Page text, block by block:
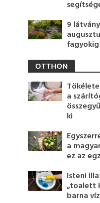
9
OTTHON
a
ki
a
ez az
Isteni
„toalett
barna